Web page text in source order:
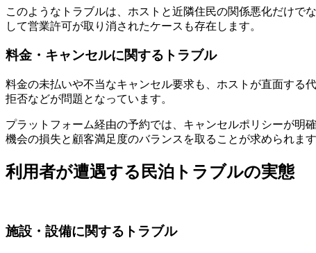
このようなトラブルは、ホストと近隣住民の関係悪化だけで
して営業許可が取り消されたケースも存在します。
料金・キャンセルに関するトラブル
料金の未払いや不当なキャンセル要求も、ホストが直面する
拒否などが問題となっています。
プラットフォーム経由の予約では、キャンセルポリシーが明
機会の損失と顧客満足度のバランスを取ることが求められます
利用者が遭遇する民泊トラブルの実態
施設・設備に関するトラブル